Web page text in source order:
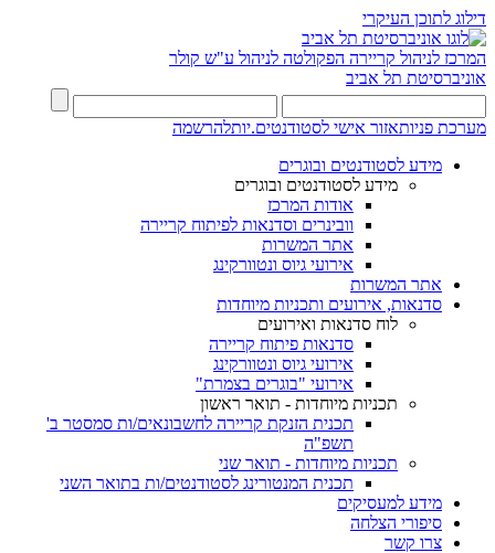
דילוג לתוכן העיקרי
המרכז לניהול קריירה הפקולטה לניהול ע"ש קולר
אוניברסיטת תל אביב
מערכת פניותאזור אישי לסטודנטים.יותלהרשמה
מידע לסטודנטים ובוגרים
מידע לסטודנטים ובוגרים
אודות המרכז
וובינרים וסדנאות לפיתוח קריירה
אתר המשרות
אירועי גיוס ונטוורקינג
אתר המשרות
סדנאות, אירועים ותכניות מיוחדות
לוח סדנאות ואירועים
סדנאות פיתוח קריירה
אירועי גיוס ונטוורקינג
אירועי "בוגרים בצמרת"
תכניות מיוחדות - תואר ראשון
תכנית הזנקת קריירה לחשבונאים/ות סמסטר ב'
תשפ"ה
תכניות מיוחדות - תואר שני
תכנית המנטורינג לסטודנטים/ות בתואר השני
מידע למעסיקים
סיפורי הצלחה
צרו קשר